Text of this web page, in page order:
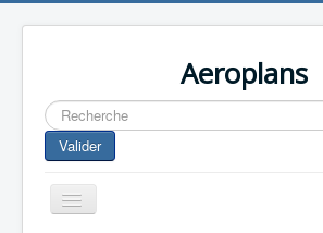
Aeroplans
Rechercher
Valider
Toggle
Navigation